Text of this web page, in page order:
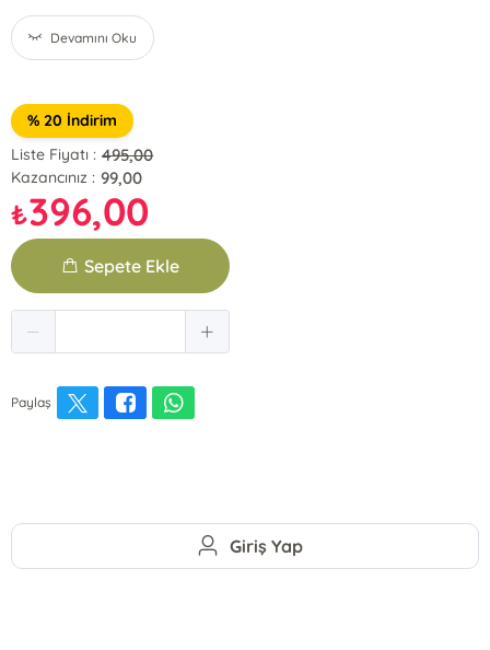
Devamını Oku
% 20 İndirim
Liste Fiyatı : 495,00
Kazancınız : 99,00
₺396,00
Sepete Ekle
Paylaş
Giriş Yap